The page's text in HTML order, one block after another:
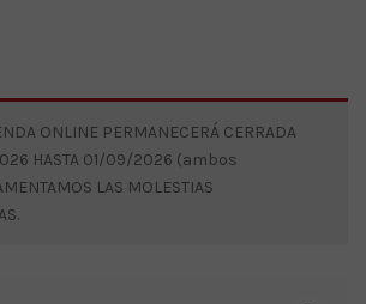
ONLINE PERMANECERÁ CERRADA
HASTA 01/09/2026 (ambos
LAS MOLESTIAS